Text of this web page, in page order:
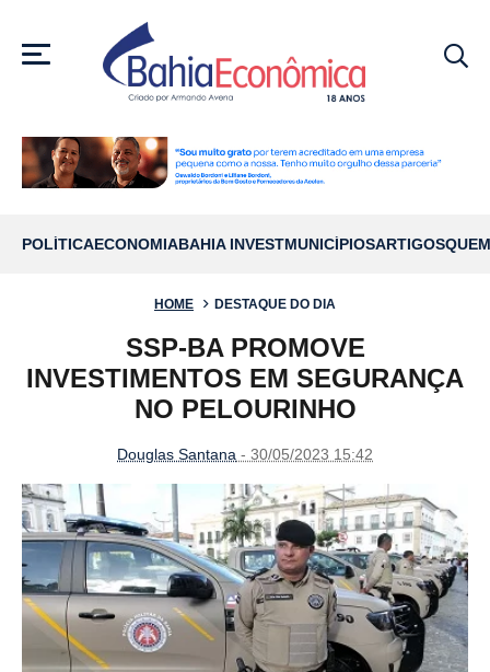
MENU
POLÍTICAECONOMIABAHIA INVESTMUNICÍPIOSARTIGOS
HOME DESTAQUE DO DIA
SSP-BA PROMOVE
INVESTIMENTOS EM SEGURANÇA
NO PELOURINHO
Douglas Santana - 30/05/2023 15:42